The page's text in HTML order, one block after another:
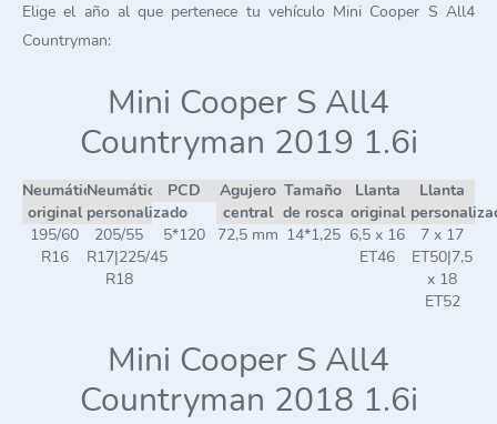
Elige el año al que pertenece tu vehículo Mini Cooper S All4
Countryman:
Mini Cooper S All4
Countryman 2019 1.6i
Neumático
original
Neumático
personalizado
PCD
Agujero
central
Tamaño
de rosca
Llanta
original
Llanta
195/60
R16
205/55
R17|225/45
R18
5*120 72,5 mm 14*1,25 6,5 x 16
ET46
7 x 17
ET50|7,5
x 18
ET52
Mini Cooper S All4
Countryman 2018 1.6i